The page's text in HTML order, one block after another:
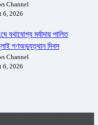
Channel
6, 2026
যথাযোগ্য মর্যাদায় পালিত
গণঅভ্যুত্থান দিবস
Channel
6, 2026